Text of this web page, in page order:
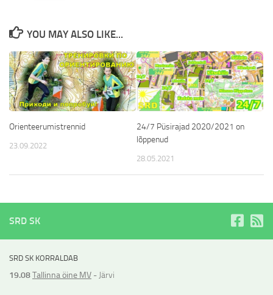
YOU MAY ALSO LIKE...
Orienteerumistrennid
23.09.2022
24/7 Püsirajad 2020/2021 on
lõppenud
28.05.2021
SRD SK
SRD SK KORRALDAB
19.08Tallinna öine MV - Järvi